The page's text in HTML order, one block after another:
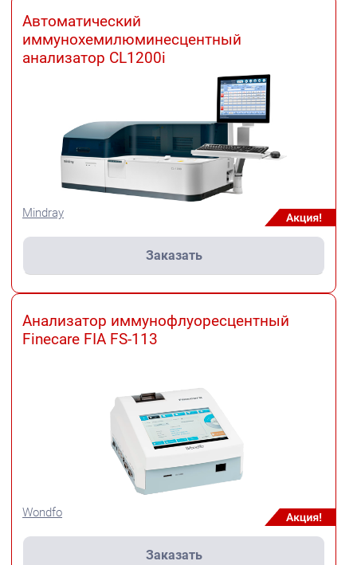
Автоматический
иммунохемилюминесцентный
анализатор CL1200i
Mindray
Заказать
Анализатор иммунофлуоресцентный
Finecare FIA FS-113
Wondfo
Заказать